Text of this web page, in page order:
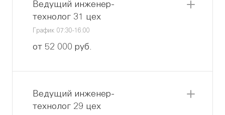
Ведущий инженер-
технолог 31 цех
График 07:30-16:00
от 52 000 руб.
Ведущий инженер-
технолог 29 цех